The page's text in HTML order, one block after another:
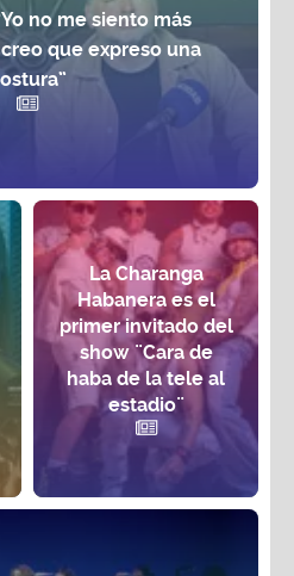
no me siento más
que expreso una
La Charanga
Habanera es el
primer invitado del
show ¨Cara de
haba de la tele al
estadio¨